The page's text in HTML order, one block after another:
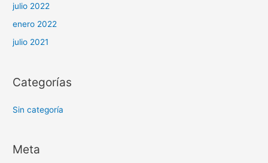
julio 2022
enero 2022
julio 2021
Categorías
Sin categoría
Meta